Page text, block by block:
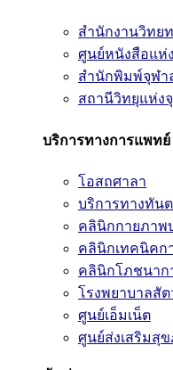
สำนักงานวิทย
ศูนย์หนังสือแห่
สำนักพิมพ์จุฬา
สถานีวิทยุแห่ง
บริการทางการแพทย์
โอสถศาลา
บริการทางทัน
คลินิกกายภาพ
คลินิกเทคนิคก
คลินิกโภชนาก
โรงพยาบาลสัต
ศูนย์เอ็มเน็ต
ศูนย์ส่งเสริมสุ